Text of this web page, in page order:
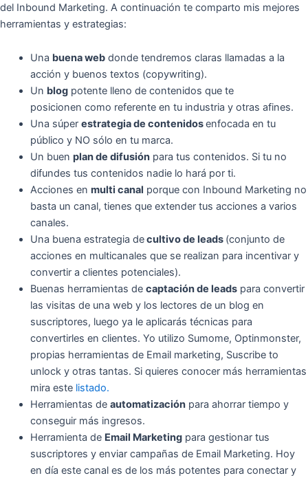
del Inbound Marketing. A continuación te comparto mis mejores
herramientas y estrategias:
Una buena webdonde tendremos claras llamadas a la
acción y buenos textos (copywriting).
Un blogpotente lleno de contenidos que te
posicionen como referente en tu industria y otras afines.
Una súper estrategia de contenidosenfocada en tu
público y NO sólo en tu marca.
Un buen plan de difusiónpara tus contenidos. Si tu no
difundes tus contenidos nadie lo hará por ti.
Acciones en multi canal porque con Inbound Marketing no
basta un canal, tienes que extender tus acciones a varios
canales.
Una buena estrategia decultivo de leads (conjunto de
acciones en multicanales que se realizan para incentivar y
convertira clientes potenciales).
Buenas herramientas de captación de leadspara convertir
las visitas de una web y los lectores de un blog en
suscriptores, luego ya le aplicarás técnicas para
convertirles en clientes. Yo utilizo Sumome, Optinmonster,
propias herramientas de Email marketing, Suscribe to
unlock y otras tantas. Si quieres conocer más herramientas
mira este listado.
Herramientas de automatizaciónpara ahorrar tiempo y
conseguir más ingresos.
Herramienta de Email Marketingpara gestionar tus
suscriptores y enviar campañas de Email Marketing. Hoy
en día este canal es de los más potentes para conectar y